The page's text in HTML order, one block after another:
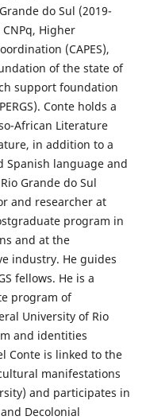
do Sul (2019-
Higher
(CAPES),
of the state of
support foundation
Conte holds a
African Literature
in addition to a
Spanish language and
Grande do Sul
and researcher at
program in
and at the
industry. He guides
fellows. He is a
program of
University of Rio
and identities
Conte is linked to the
manifestations
and participates in
Decolonial